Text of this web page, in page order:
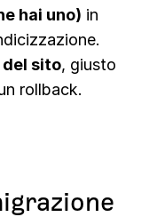
hai uno) in
del sito, giusto
rollback.